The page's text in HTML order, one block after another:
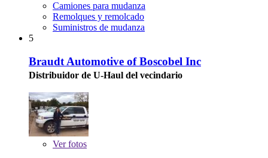
Camiones para mudanza
Remolques y remolcado
Suministros de mudanza
5
Braudt Automotive of Boscobel Inc
Distribuidor de U-Haul del vecindario
Verfotos